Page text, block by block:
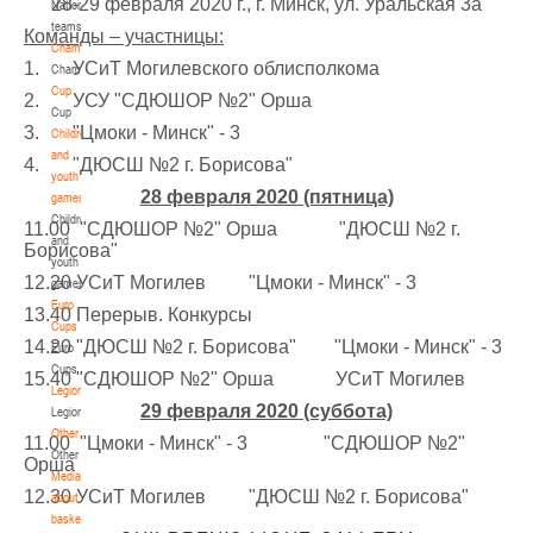
National
teams
Championship
Championship
Cup
Cup
Children
and
youth
games
Children
and
youth
games
Euro
Cups
Euro
Cups
Legionaries
Legionaries
Other
Other
Media
about
basketball
U-14
IV тур – девушки 2012-2013 гг.р., Дивизион 1, 6-7 апреля 2026 г., г. Гомель, ул.
Б.Хмельницкого, 118а
27-29.03.2026
U-16, юноши
III тур – юноши 2010-2011 гг.р., Дивизион 1, группа Г 27-29 марта 2026 г., г.
Молодечно, ул. Великий Гостинец, 10227-28.03.2026
U-12, девушки
IV тур – девушки 2014-2015 гг.р., дивизион 1 27-28 марта 2026 г., г. Речица, ул.
Снежкова, 16
Могилев
III тур – девушки 2014-2015 гг.р., Дивизион 2, 23-24 марта 2026 г., г. Могилев,
ул. 30 лет Победы, 1А
21-22.03.2026
Команды – участницы:
1. УСиТ Могилевского облисполкома
2. УСУ "СДЮШОР №2" Орша
3. "Цмоки - Минск" - 3
4. "ДЮСШ №2 г. Борисова"
28 февраля 2020 (пятница)
11.00 "СДЮШОР №2" Орша "ДЮСШ №2 г.
Борисова"
12.20 УСиТ Могилев "Цмоки - Минск" - 3
13.40 Перерыв. Конкурсы
14.20 "ДЮСШ №2 г. Борисова" "Цмоки - Минск" - 3
15.40 "СДЮШОР №2" Орша УСиТ Могилев
29 февраля 2020 (суббота)
11.00 "Цмоки - Минск" - 3 "СДЮШОР №2"
Орша
12.30 УСиТ Могилев "ДЮСШ №2 г. Борисова"